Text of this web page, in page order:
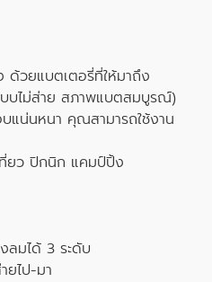
ด้วยแบตเตอรี่ที่ให้มาถึง
บไม่ส่าย สภาพแบตสมบูรณ์)
น่นหนา คุณสามารถใช้งาน
ที่ยว ปิกนิก แคมป์ปิ้ง
ลมได้ 3 ระดับ
ไป-มา